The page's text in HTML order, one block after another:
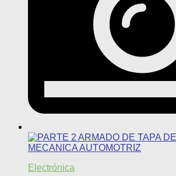
Electrónica